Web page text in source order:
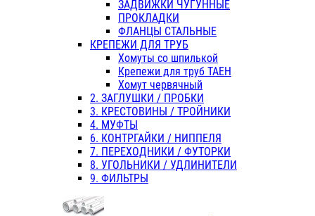
ЗАДВИЖКИ ЧУГУННЫЕ
ПРОКЛАДКИ
ФЛАНЦЫ СТАЛЬНЫЕ
КРЕПЕЖИ ДЛЯ ТРУБ
Хомуты со шпилькой
Крепежи для труб ТАЕН
Хомут червячный
2. ЗАГЛУШКИ / ПРОБКИ
3. КРЕСТОВИНЫ / ТРОЙНИКИ
4. МУФТЫ
6. КОНТРГАЙКИ / НИППЕЛЯ
7. ПЕРЕХОДНИКИ / ФУТОРКИ
8. УГОЛЬНИКИ / УДЛИНИТЕЛИ
9. ФИЛЬТРЫ